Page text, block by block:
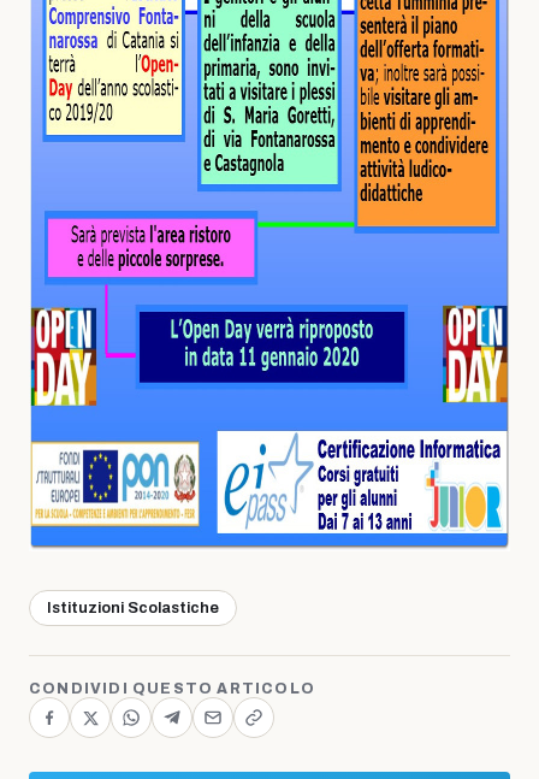
Istituzioni Scolastiche
CONDIVIDI QUESTO ARTICOLO